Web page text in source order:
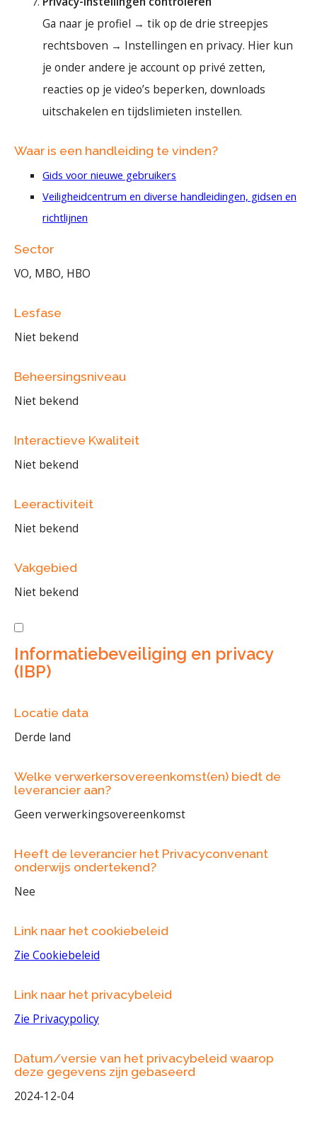
Ga naar je profiel → tik op de drie streepjes
rechtsboven → Instellingen en privacy. Hier kun
je onder andere je account op privé zetten,
reacties op je video’s beperken, downloads
uitschakelen en tijdslimieten instellen.
Waar is een handleiding te vinden?
Gids voor nieuwe gebruikers
Veiligheidcentrum en diverse handleidingen, gidsen en
richtlijnen
Sector
VO, MBO, HBO
Lesfase
Niet bekend
Beheersingsniveau
Niet bekend
Interactieve Kwaliteit
Niet bekend
Leeractiviteit
Niet bekend
Vakgebied
Niet bekend
Informatiebeveiliging en privacy
(IBP)
Locatie data
Derde land
Welke verwerkersovereenkomst(en) biedt de
leverancier aan?
Geen verwerkingsovereenkomst
Heeft de leverancier het Privacyconvenant
onderwijs ondertekend?
Nee
Link naar het cookiebeleid
Zie Cookiebeleid
Link naar het privacybeleid
Zie Privacypolicy
Datum/versie van het privacybeleid waarop
deze gegevens zijn gebaseerd
2024-12-04